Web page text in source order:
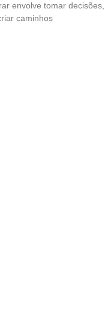
envolve tomar decisões,
caminhos